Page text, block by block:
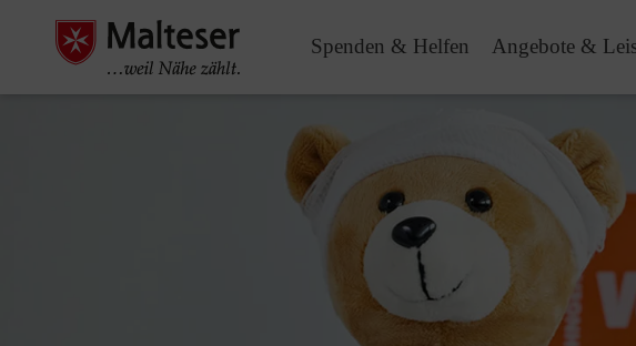
Spenden & Helfen Angebote &